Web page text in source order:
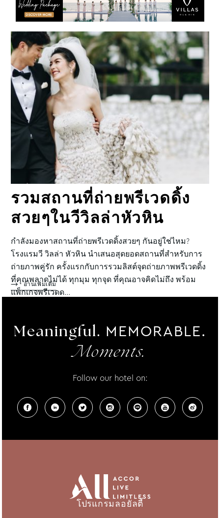
รวมสถานที่ถ่ายพรีเวดดิ้ง
สวยๆในวีวิลล่าหัวหิน
กำลังมองหาสถานที่ถ่ายพรีเวดดิ้งสวยๆ กันอยู่ใช่ไหม?
โรงแรมวี วิลล่า หัวหิน นำเสนอสุดยอดสถานที่สำหรับการ
ถ่ายภาพคู่รัก ครั้งแรกกับการรวมลิสต์จุดถ่ายภาพพรีเวดดิ้ง
ที่คุณพลาดไม่ได้ ทุกมุม ทุกจุด ที่คุณอาจคิดไม่ถึง พร้อม
แพ็กเกจพรีเวดด...
อ่านเพิ่มเติม
Meaningful. MEMORABLE.
Moments.
Follow our hotel on:
โปรแกรมลอยัลตี้